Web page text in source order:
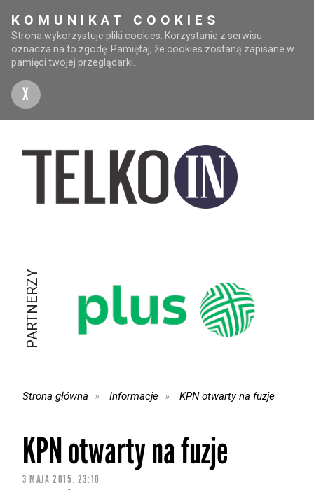
KOMUNIKAT COOKIES
Strona wykorzystuje pliki cookies. Korzystanie z serwisu
oznacza na to zgodę. Pamiętaj, że cookies zostaną zapisane w
pamięci twojej przeglądarki.
X
PARTNERZY
Strona główna Informacje KPN otwarty na fuzje
KPN otwarty na fuzje
3 MAJA 2015, 23:10